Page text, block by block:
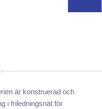
är konstruerad och
i friledningsnät för